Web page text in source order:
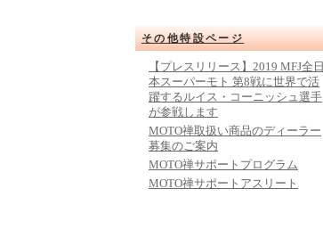
その他特設ページ
【プレスリリース】2019 MFJ全日
本スーパーモト 第8戦に世界で活
躍するルイス・コーニッシュ選手
が参戦します
MOTO禅取扱い商品のディーラー
募集のご案内
MOTO禅サポートプログラム
MOTO禅サポートアスリート